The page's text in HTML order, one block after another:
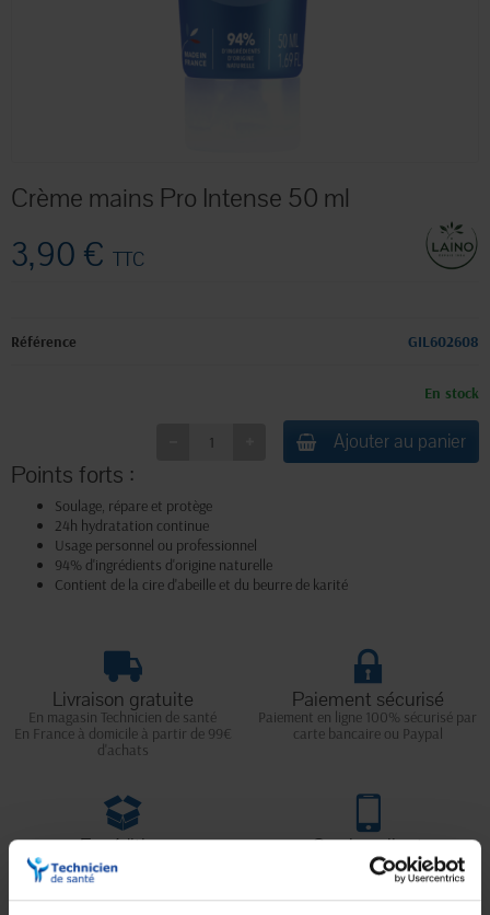
Crème mains Pro Intense 50 ml
3,90 € TTC
Référence GIL602608
En stock
Ajouter au panier
Points forts :
Soulage, répare et protège
24h hydratation continue
Usage personnel ou professionnel
94% d'ingrédients d'origine naturelle
Contient de la cire d'abeille et du beurre de karité
Livraison gratuite
En magasin Technicien de santé
En France à domicile à partir de 99€
d'achats
Paiement sécurisé
Paiement en ligne 100% sécurisé par
carte bancaire ou Paypal
Expédition
soignée et discrète
Service client
Lundi au jeudi : 9h à 12h30 - 13h30 à
18h
Le vendredi jusqu'à 17h